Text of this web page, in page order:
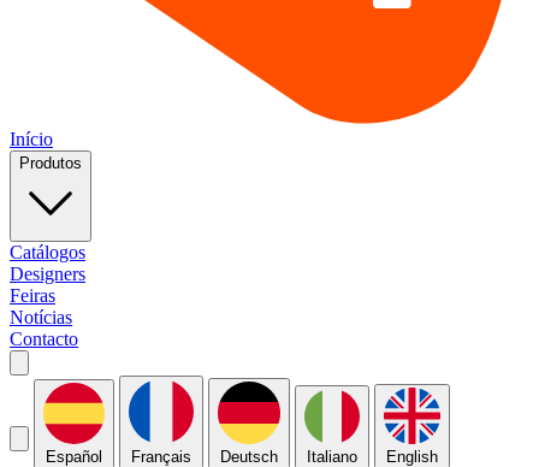
Início
Produtos
Catálogos
Designers
Feiras
Notícias
Contacto
Español Français Deutsch Italiano English